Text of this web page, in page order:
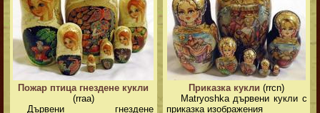
Пожар птица гнездене кукли
(rraa)
Дървени гнездене
Приказка кукли (rrcn)
Matryoshka дървени кукли с
приказка изображения